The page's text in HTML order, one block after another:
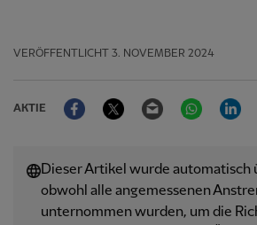
VERÖFFENTLICHT 3. NOVEMBER 2024
AKTIE
FacebookTwitter Email
Dieser Artikel wurde automatisch
obwohl alle angemessenen
unternommen wurden, um die